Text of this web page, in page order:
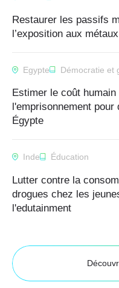
Restaurer les passifs
l’exposition aux
Egypte Démocratie et
Estimer le coût
l'emprisonnement pour
Égypte
Inde Éducation
Lutter contre la
drogues chez les
l'edutainment